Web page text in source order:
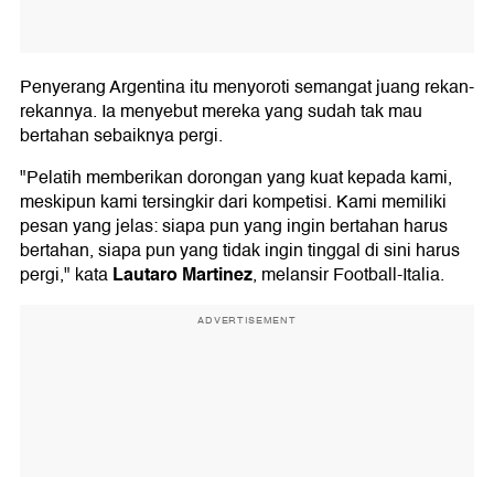
Penyerang Argentina itu menyoroti semangat juang rekan-
rekannya. Ia menyebut mereka yang sudah tak mau
bertahan sebaiknya pergi.
"Pelatih memberikan dorongan yang kuat kepada kami,
meskipun kami tersingkir dari kompetisi. Kami memiliki
pesan yang jelas: siapa pun yang ingin bertahan harus
bertahan, siapa pun yang tidak ingin tinggal di sini harus
pergi," kataLautaro Martinez, melansir Football-Italia.
ADVERTISEMENT